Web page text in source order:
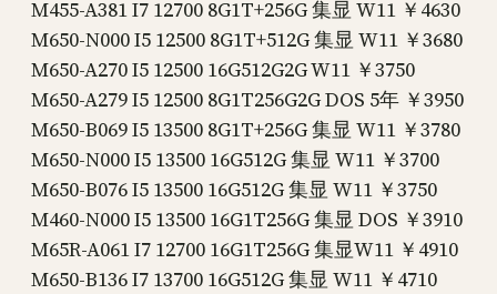
M455-A381 I7 12700 8G1T+256G 集显 W11 ￥4630
M650-N000 I5 12500 8G1T+512G 集显 W11 ￥3680
M650-A270 I5 12500 16G512G2G W11 ￥3750
M650-A279 I5 12500 8G1T256G2G DOS 5年 ￥3950
M650-B069 I5 13500 8G1T+256G 集显 W11 ￥3780
M650-N000 I5 13500 16G512G 集显 W11 ￥3700
M650-B076 I5 13500 16G512G 集显 W11 ￥3750
M460-N000 I5 13500 16G1T256G 集显 DOS ￥3910
M65R-A061 I7 12700 16G1T256G 集显W11 ￥4910
M650-B136 I7 13700 16G512G 集显 W11 ￥4710